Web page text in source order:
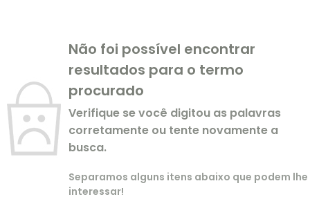
Não foi possível encontrar
resultados para o termo
procurado
Verifique se você digitou as palavras
corretamente ou tente novamente a
busca.
Separamos alguns itens abaixo que podem lhe
interessar!